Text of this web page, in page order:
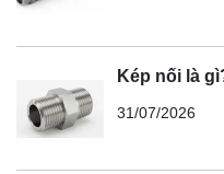
Kép nối là
31/07/2026